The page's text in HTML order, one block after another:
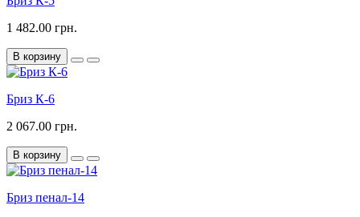
1 482.00 грн.
В корзину
Бриз К-6
2 067.00 грн.
В корзину
Бриз пенал-14